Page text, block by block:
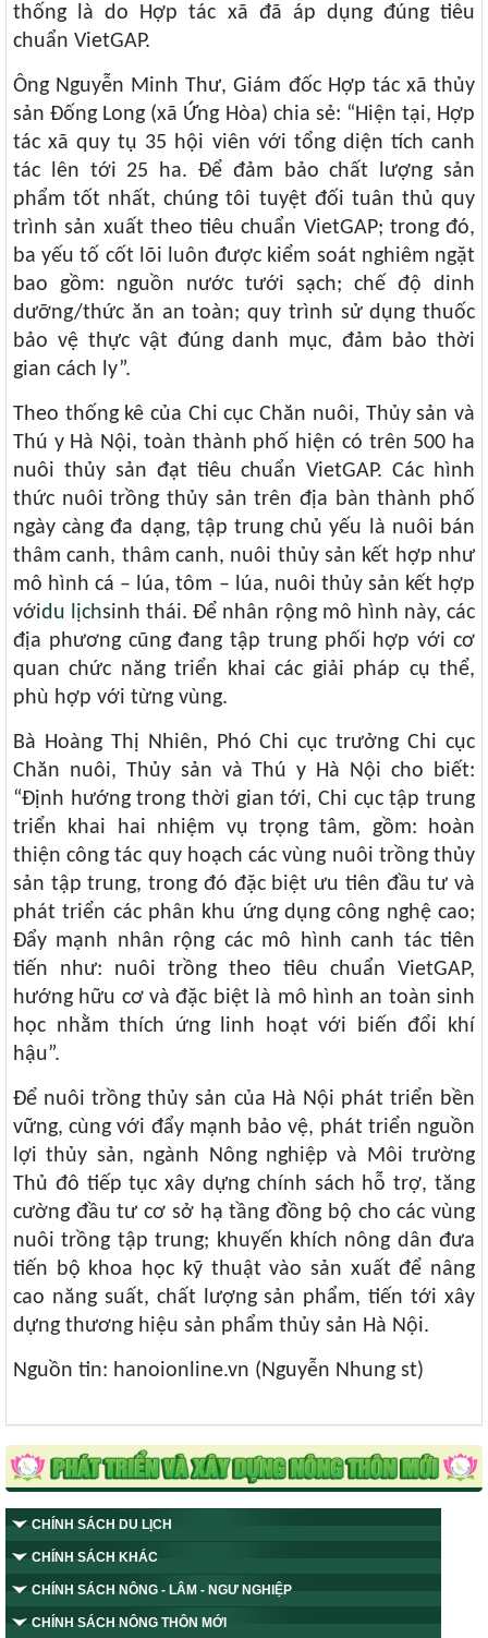
thống là do Hợp tác xã đã áp dụng đúng tiêu
chuẩn VietGAP.
Ông Nguyễn Minh Thư, Giám đốc Hợp tác xã thủy
sản Đống Long (xã Ứng Hòa) chia sẻ: “Hiện tại, Hợp
tác xã quy tụ 35 hội viên với tổng diện tích canh
tác lên tới 25 ha. Để đảm bảo chất lượng sản
phẩm tốt nhất, chúng tôi tuyệt đối tuân thủ quy
trình sản xuất theo tiêu chuẩn VietGAP; trong đó,
ba yếu tố cốt lõi luôn được kiểm soát nghiêm ngặt
bao gồm: nguồn nước tưới sạch; chế độ dinh
dưỡng/thức ăn an toàn; quy trình sử dụng thuốc
bảo vệ thực vật đúng danh mục, đảm bảo thời
gian cách ly”.
Theo thống kê của Chi cục Chăn nuôi, Thủy sản và
Thú y Hà Nội, toàn thành phố hiện có trên 500 ha
nuôi thủy sản đạt tiêu chuẩn VietGAP. Các hình
thức nuôi trồng thủy sản trên địa bàn thành phố
ngày càng đa dạng, tập trung chủ yếu là nuôi bán
thâm canh, thâm canh, nuôi thủy sản kết hợp như
mô hình cá – lúa, tôm – lúa, nuôi thủy sản kết hợp
vớidu lịchsinh thái. Để nhân rộng mô hình này, các
địa phương cũng đang tập trung phối hợp với cơ
quan chức năng triển khai các giải pháp cụ thể,
phù hợp với từng vùng.
Bà Hoàng Thị Nhiên, Phó Chi cục trưởng Chi cục
Chăn nuôi, Thủy sản và Thú y Hà Nội cho biết:
“Định hướng trong thời gian tới, Chi cục tập trung
triển khai hai nhiệm vụ trọng tâm, gồm: hoàn
thiện công tác quy hoạch các vùng nuôi trồng thủy
sản tập trung, trong đó đặc biệt ưu tiên đầu tư và
phát triển các phân khu ứng dụng công nghệ cao;
Đẩy mạnh nhân rộng các mô hình canh tác tiên
tiến như: nuôi trồng theo tiêu chuẩn VietGAP,
hướng hữu cơ và đặc biệt là mô hình an toàn sinh
học nhằm thích ứng linh hoạt với biến đổi khí
hậu”.
Để nuôi trồng thủy sản của Hà Nội phát triển bền
vững, cùng với đẩy mạnh bảo vệ, phát triển nguồn
lợi thủy sản, ngành Nông nghiệp và Môi trường
Thủ đô tiếp tục xây dựng chính sách hỗ trợ, tăng
cường đầu tư cơ sở hạ tầng đồng bộ cho các vùng
nuôi trồng tập trung; khuyến khích nông dân đưa
tiến bộ khoa học kỹ thuật vào sản xuất để nâng
cao năng suất, chất lượng sản phẩm, tiến tới xây
dựng thương hiệu sản phẩm thủy sản Hà Nội.
Nguồn tin: hanoionline.vn (Nguyễn Nhung st)
CHÍNH SÁCH DU LỊCH
CHÍNH SÁCH KHÁC
CHÍNH SÁCH NÔNG - LÂM - NGƯ NGHIỆP
CHÍNH SÁCH NÔNG THÔN MỚI